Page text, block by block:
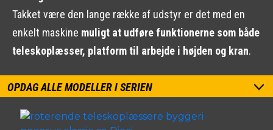
Takket være den lange række af udstyr er det med en
enkelt maskine muligt at udføre funktionerne som både
teleskoplæsser, platform til arbejde i højden og kran.
OPDAG ALLE MODELLER I SERIEN